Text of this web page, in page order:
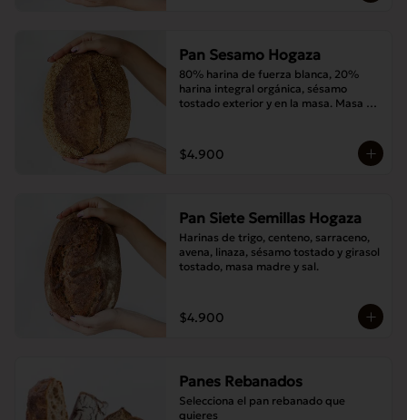
Pan Sesamo Hogaza
80% harina de fuerza blanca, 20%
harina integral orgánica, sésamo
tostado exterior y en la masa. Masa
$4.900
Pan Siete Semillas Hogaza
Harinas de trigo, centeno, sarraceno,
avena, linaza, sésamo tostado y girasol
tostado, masa madre y sal.
$4.900
Panes Rebanados
Selecciona el pan rebanado que
quieres